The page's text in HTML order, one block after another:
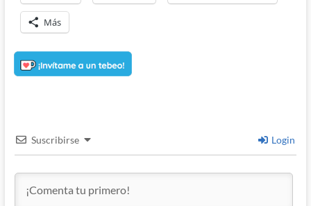
Más
Suscribirse Login